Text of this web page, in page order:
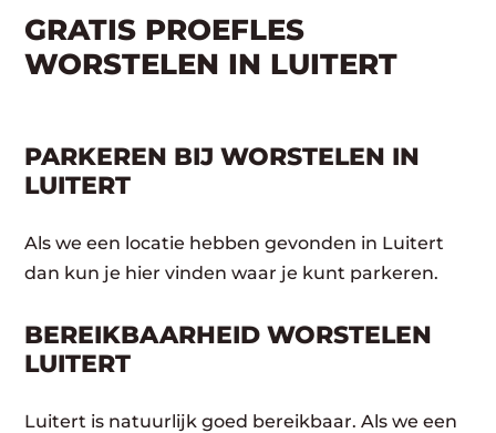
GRATIS PROEFLES
WORSTELEN IN LUITERT
PARKEREN BIJ WORSTELEN IN
LUITERT
Als we een locatie hebben gevonden in Luitert
dan kun je hier vinden waar je kunt parkeren.
BEREIKBAARHEID WORSTELEN
LUITERT
Luitert is natuurlijk goed bereikbaar. Als we een